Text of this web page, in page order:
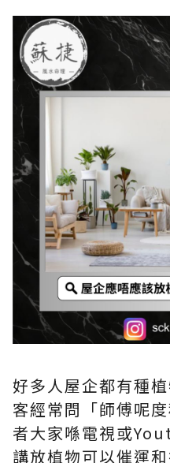
好多人屋企都有種
客經常問「師傅呢
者大家喺電視或
講放植物可以催運和